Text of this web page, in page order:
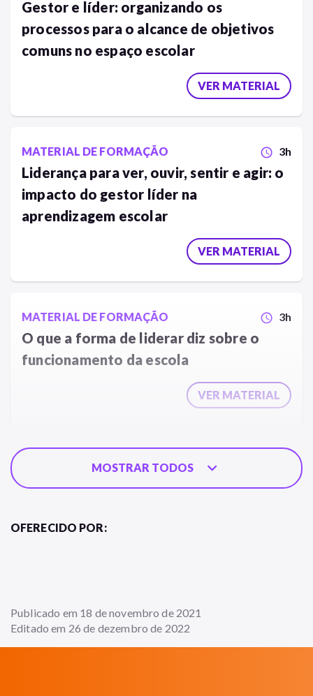
Gestor e líder: organizando os
processos para o alcance de objetivos
comuns no espaço escolar
VER MATERIAL
MATERIAL DE FORMAÇÃO schedule 3h
Liderança para ver, ouvir, sentir e agir: o
impacto do gestor líder na
aprendizagem escolar
VER MATERIAL
MATERIAL DE FORMAÇÃO schedule 3h
O que a forma de liderar diz sobre o
funcionamento da escola
VER MATERIAL
MOSTRAR TODOS expand_more
OFERECIDO POR:
Publicado em 18 de novembro de 2021
Editado em 26 de dezembro de 2022